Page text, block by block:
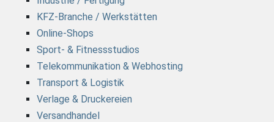
KFZ-Branche / Werkstätten
Online-Shops
Sport- & Fitnessstudios
Telekommunikation & Webhosting
Transport & Logistik
Verlage & Druckereien
Versandhandel